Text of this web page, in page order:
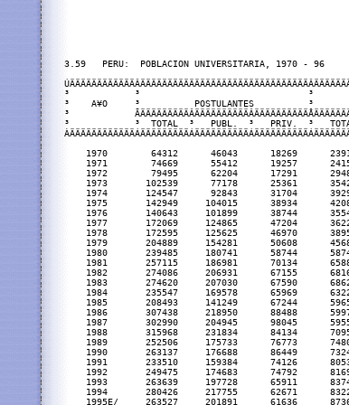
3.59
³            ³                               ³
³    A¥O     ³          POSTULANTES          ³
³
³            ³  TOTAL  ³   PUBL.  ³   PRIV.  ³
1970        64312      46043      18269
1971        74669      55412      19257
1972        79495      62204      17291
1973       102539      77178      25361
1974       124547      92843      31704
1975       142949     104015      38934
1976       140643     101899      38744
1977       172069     124865      47204
1978       172595     125625      46970
1979       204889     154281      50608
1980       239485     180741      58744
1981       257115     186981      70134
1982       274086     206931      67155
1983       274620     207030      67590
1984       235547     169578      65969
1985       208493     141249      67244
1986       307438     218950      88488
1987       302990     204945      98045
1988       315968     231834      84134
1989       252506     175733      76773
1990       263137     176688      86449
1991       233510     159384      74126
1992       249475     174683      74792
1993       263639     197728      65911
1994       280426     217755      62671
1995E/     263527     201891      61636